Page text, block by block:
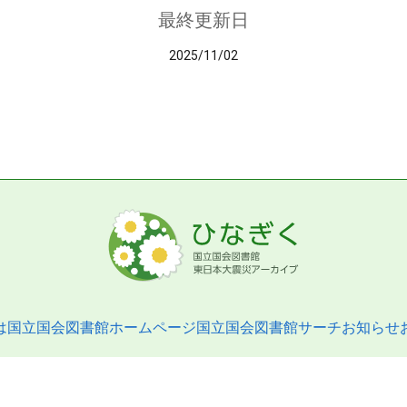
最終更新日
2025/11/02
国立国会図書館ホームページ国立国会図書館サーチお知らせ